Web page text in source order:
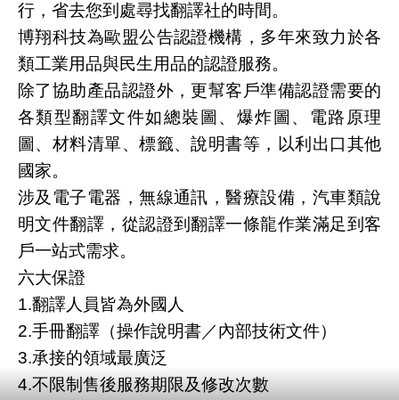
行，省去您到處尋找翻譯社的時間。
博翔科技為歐盟公告認證機構，多年來致力於各
類工業用品與民生用品的認證服務。
除了協助產品認證外，更幫客戶準備認證需要的
各類型翻譯文件如總裝圖、爆炸圖、電路原理
圖、材料清單、標籤、說明書等，以利出口其他
國家。
涉及電子電器，無線通訊，醫療設備，汽車類說
明文件翻譯，從認證到翻譯一條龍作業滿足到客
戶一站式需求。
六大保證
1.翻譯人員皆為外國人
2.手冊翻譯（操作說明書／內部技術文件）
3.承接的領域最廣泛
4.不限制售後服務期限及修改次數